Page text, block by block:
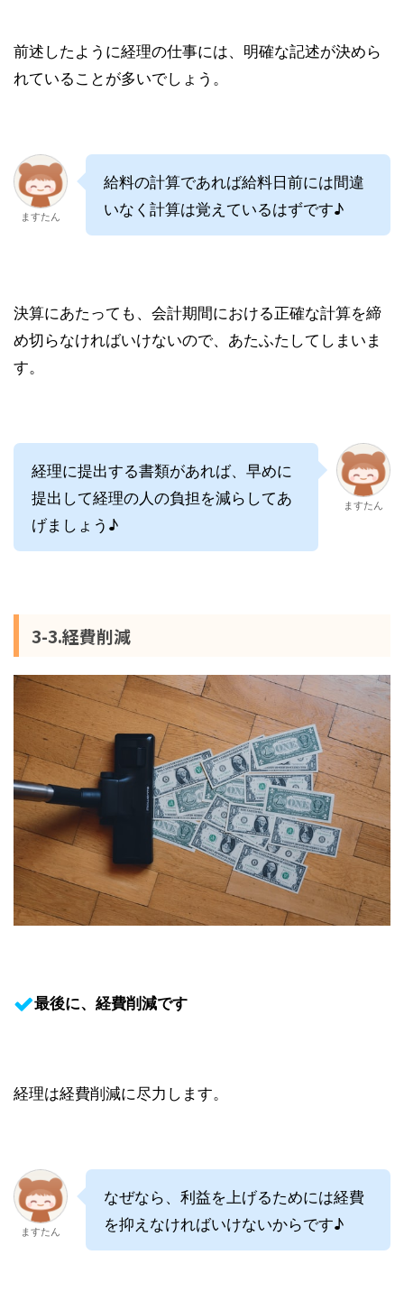
前述したように経理の仕事には、明確な記述が決めら
れていることが多いでしょう。
ますたん
給料の計算であれば給料日前には間違
いなく計算は覚えているはずです♪
決算にあたっても、会計期間における正確な計算を締
め切らなければいけないので、あたふたしてしまいま
す。
経理に提出する書類があれば、早めに
提出して経理の人の負担を減らしてあ
げましょう♪
ますたん
3-3.経費削減
最後に、経費削減です
経理は経費削減に尽力します。
ますたん
なぜなら、利益を上げるためには経費
を抑えなければいけないからです♪